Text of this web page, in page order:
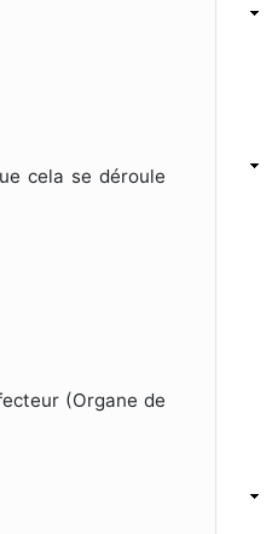
cela se déroule
(Organe de